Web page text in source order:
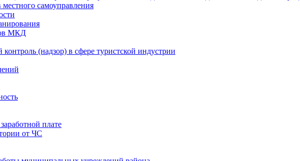
самоуправления
МКД
(надзор) в сфере туристской индустрии
плате
от ЧС